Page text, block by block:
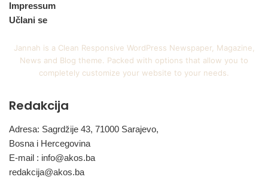
Impressum
Učlani se
Jannah is a Clean Responsive WordPress Newspaper, Magazine,
News and Blog theme. Packed with options that allow you to
completely customize your website to your needs.
Redakcija
Adresa: Sagrdžije 43, 71000 Sarajevo,
Bosna i Hercegovina
E-mail : info@akos.ba
redakcija@akos.ba